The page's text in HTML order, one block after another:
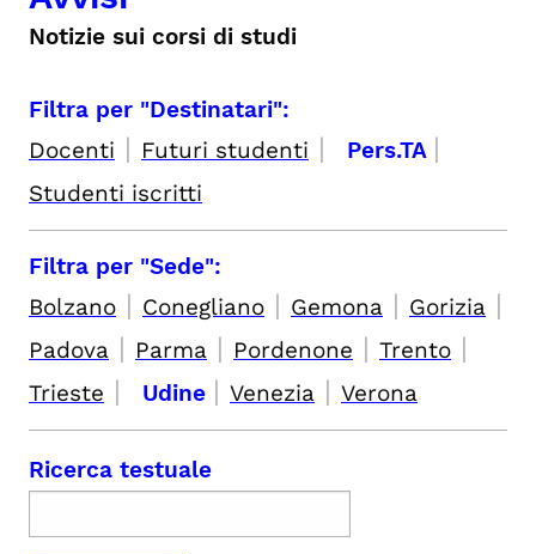
Notizie sui corsi di studi
Filtra per "Destinatari":
Docenti | Futuri studenti | Pers.TA |
Studenti iscritti
Filtra per "Sede":
Bolzano | Conegliano | Gemona | Gorizia |
Padova | Parma | Pordenone | Trento |
Trieste | Udine | Venezia | Verona
Ricerca testuale